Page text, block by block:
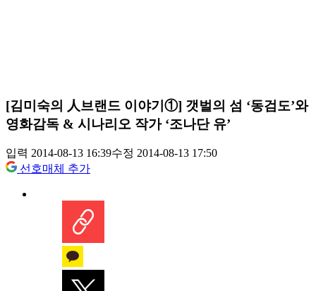
[김미숙의 人브랜드 이야기①] 갯벌의 섬 ‘동검도’와
영화감독 & 시나리오 작가 ‘조나단 유’
입력 2014-08-13 16:39수정 2014-08-13 17:50
선호매체 추가